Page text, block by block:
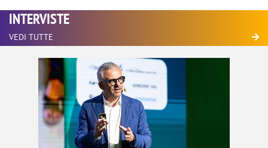
INTERVISTE
VEDI TUTTE